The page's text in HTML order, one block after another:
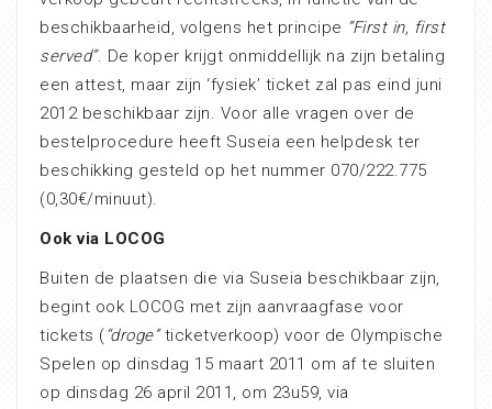
beschikbaarheid, volgens het principe “First in, first
served”. De koper krijgt onmiddellijk na zijn betaling
een attest, maar zijn ‘fysiek’ ticket zal pas eind juni
2012 beschikbaar zijn. Voor alle vragen over de
bestelprocedure heeft Suseia een helpdesk ter
beschikking gesteld op het nummer 070/222.775
(0,30€/minuut).
Ook via LOCOG
Buiten de plaatsen die via Suseia beschikbaar zijn,
begint ook LOCOG met zijn aanvraagfase voor
tickets ( “droge”ticketverkoop) voor de Olympische
Spelen op dinsdag 15 maart 2011 om af te sluiten
op dinsdag 26 april 2011, om 23u59, via